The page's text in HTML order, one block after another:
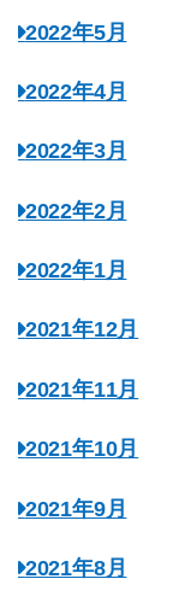
2022年5月
2022年4月
2022年3月
2022年2月
2022年1月
2021年12月
2021年11月
2021年10月
2021年9月
2021年8月